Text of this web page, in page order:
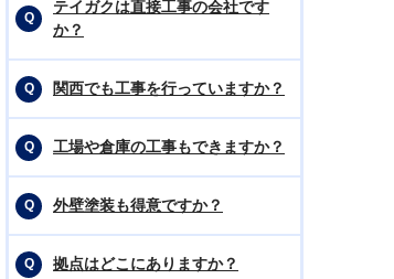
テイガクは直接工事の会社です
か？
関西でも工事を行っていますか？
工場や倉庫の工事もできますか？
外壁塗装も得意ですか？
拠点はどこにありますか？